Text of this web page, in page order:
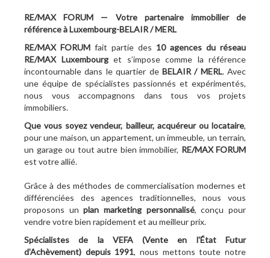
RE/MAX FORUM — Votre partenaire immobilier de
référence à Luxembourg-BELAIR / MERL
RE/MAX FORUM fait partie des 10agences du réseau
RE/MAX Luxembourget s’impose comme la référence
incontournable dans le quartier de BELAIR / MERL. Avec
une équipe de spécialistes passionnés et expérimentés,
nous vous accompagnons dans tous vos projets
immobiliers.
Que vous soyez vendeur, bailleur, acquéreur ou locataire,
pour une maison, un appartement, un immeuble, un terrain,
un garage ou tout autre bien immobilier, RE/MAX FORUM
est votre allié.
Grâce à des méthodes de commercialisation modernes et
différenciées des agences traditionnelles, nous vous
proposons unplan marketing personnalisé, conçu pour
vendre votre bien rapidement et au meilleur prix.
Spécialistes de la VEFA (Vente en l'État Futur
d'Achèvement) depuis 1991, nous mettons toute notre